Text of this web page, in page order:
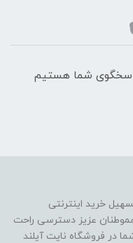
خرید اینترنتی
عزیز دسترسی راحت
در فروشگاه نایت آیلند